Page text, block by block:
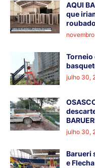
AQUI
que
Torneio
julho 30,
julho 30,
Barueri
e Flecha